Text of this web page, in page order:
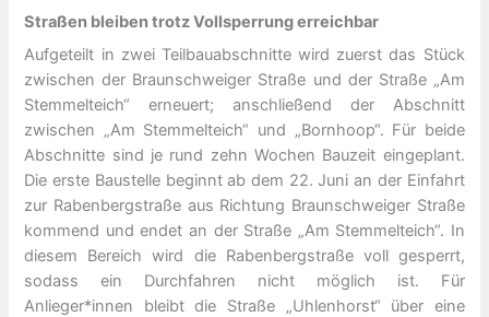
Straßen bleiben trotz Vollsperrung erreichbar
Aufgeteilt in zwei Teilbauabschnitte wird zuerst das Stück
zwischen der Braunschweiger Straße und der Straße „Am
Stemmelteich“ erneuert; anschließend der Abschnitt
zwischen „Am Stemmelteich“ und „Bornhoop“. Für beide
Abschnitte sind je rund zehn Wochen Bauzeit eingeplant.
Die erste Baustelle beginnt ab dem 22. Juni an der Einfahrt
zur Rabenbergstraße aus Richtung Braunschweiger Straße
kommend und endet an der Straße „Am Stemmelteich“. In
diesem Bereich wird die Rabenbergstraße voll gesperrt,
sodass ein Durchfahren nicht möglich ist. Für
Anlieger*innen bleibt die Straße „Uhlenhorst“ über eine